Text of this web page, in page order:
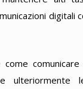
digitali
ulteriormente